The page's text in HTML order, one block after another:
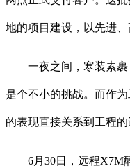
地的项目建设，以先进、
一夜之间，寒装素裹
是个不小的挑战。而作
的表现直接关系到工程
6月30日，远程X7M醇